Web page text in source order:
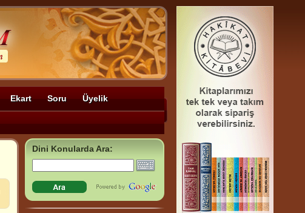
Ekart Soru Üyelik
Dini Konularda Ara: